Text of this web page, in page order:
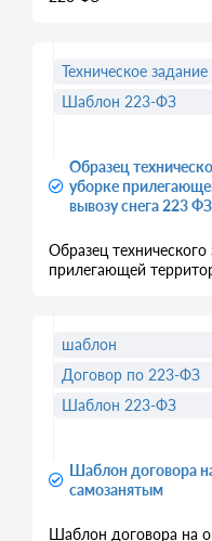
Образец
уборке
вывозу снега 223 ФЗ
Образец
прилегающей
Техническое
Шаблон 223-ФЗ
Шаблон договора
самозанятым
Шаблон договора на
шаблон
Договор по 223-ФЗ
Шаблон 223-ФЗ